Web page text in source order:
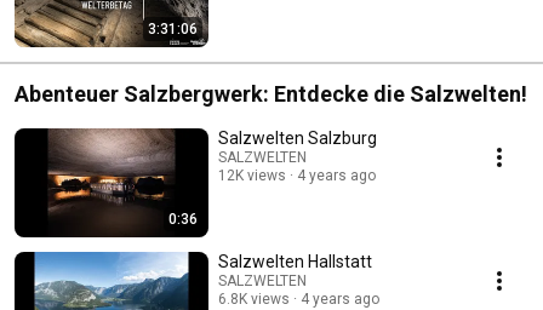
3:31:06
Abenteuer Salzbergwerk: Entdecke die Salzwelten!
0:36
Salzwelten Salzburg
SALZWELTEN
12K views
4 years ago
Salzwelten Hallstatt
SALZWELTEN
6.8K views
4 years ago